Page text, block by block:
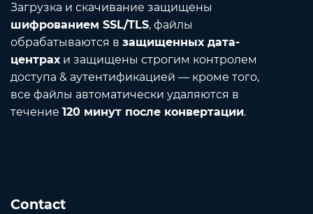
Загрузка и скачивание защищены
шифрованием SSL/TLS, файлы
обрабатываются в защищенных дата-
центрахи защищены строгим контролем
доступа & аутентификацией — кроме того,
все файлы автоматически удаляются в
течение 120 минут после конвертации.
Contact